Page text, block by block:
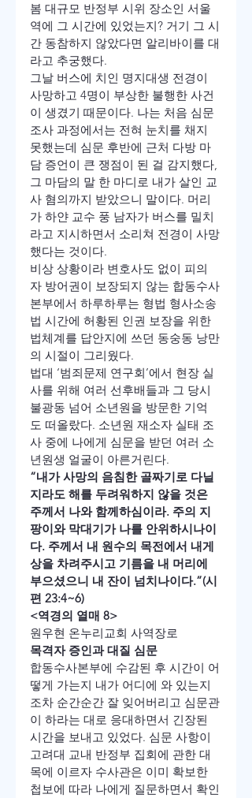
봄 대규모 반정부 시위 장소인 서울
역에 그 시간에 있었는지? 거기 그 시
간 동참하지 않았다면 알리바이를 대
라고 추궁했다.
그날 버스에 치인 명지대생 전경이
사망하고 4명이 부상한 불행한 사건
이 생겼기 때문이다. 나는 처음 심문
조사 과정에서는 전혀 눈치를 채지
못했는데 심문 후반에 근처 다방 마
담 증언이 큰 쟁점이 된 걸 감지했다,
그 마담의 말 한 마디로 내가 살인 교
사 혐의까지 받았으니 말이다. 머리
가 하얀 교수 풍 남자가 버스를 밀치
라고 지시하면서 소리쳐 전경이 사망
했다는 것이다.
비상 상황이라 변호사도 없이 피의
자 방어권이 보장되지 않는 합동수사
본부에서 하루하루는 형법 형사소송
법 시간에 허황된 인권 보장을 위한
법체계를 답안지에 쓰던 동숭동 낭만
의 시절이 그리웠다.
법대 ‘범죄문제 연구회’에서 현장 실
사를 위해 여러 선후배들과 그 당시
불광동 넘어 소년원을 방문한 기억
도 떠올랐다. 소년원 재소자 실태 조
사 중에 나에게 심문을 받던 여러 소
년원생 얼굴이 아른거린다.
“내가 사망의 음침한 골짜기로 다닐
지라도 해를 두려워하지 않을 것은
주께서 나와 함께하심이라. 주의 지
팡이와 막대기가 나를 안위하시나이
다. 주께서 내 원수의 목전에서 내게
상을 차려주시고 기름을 내 머리에
부으셨으니 내 잔이 넘치나이다.”(시
편 23:4~6)
<역경의 열매 8>
원우현 온누리교회 사역장로
목격자 증인과 대질 심문
합동수사본부에 수감된 후 시간이 어
떻게 가는지 내가 어디에 와 있는지
조차 순간순간 잘 잊어버리고 심문관
이 하라는 대로 응대하면서 긴장된
시간을 보내고 있었다. 심문 사항이
고려대 교내 반정부 집회에 관한 대
목에 이르자 수사관은 이미 확보한
첩보에 따라 나에게 질문하면서 확인